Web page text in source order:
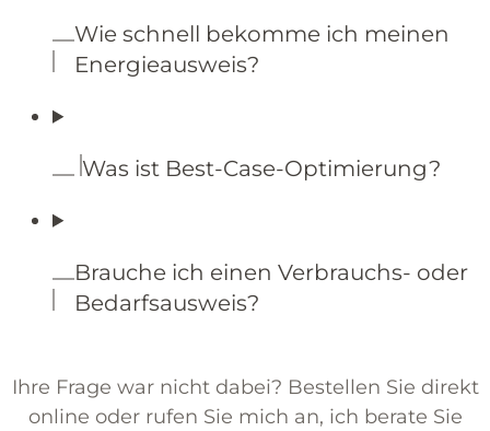
Wie schnell bekomme ich meinen
Energieausweis?
Was ist Best-Case-Optimierung?
Brauche ich einen Verbrauchs- oder
Bedarfsausweis?
Ihre Frage war nicht dabei? Bestellen Sie direkt
online oder rufen Sie mich an, ich berate Sie